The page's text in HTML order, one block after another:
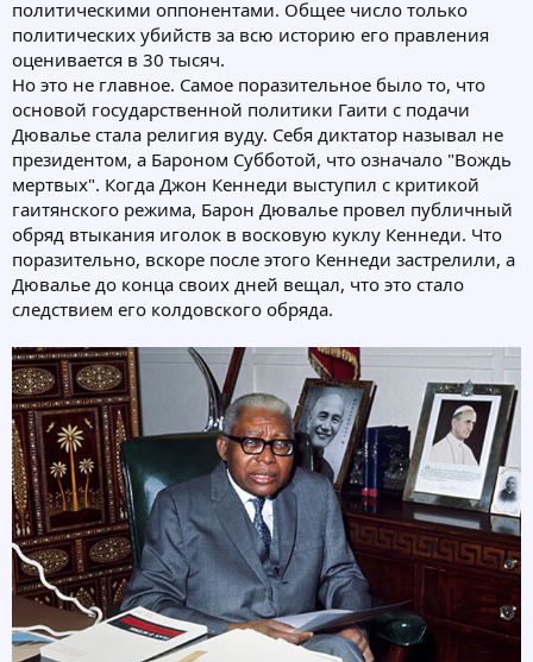
политическими оппонентами. Общее число только
политических убийств за всю историю его правления
оценивается в 30 тысяч.
Но это не главное. Самое поразительное было то, что
основой государственной политики Гаити с подачи
Дювалье стала религия вуду. Себя диктатор называл не
президентом, а Бароном Субботой, что означало "Вождь
мертвых". Когда Джон Кеннеди выступил с критикой
гаитянского режима, Барон Дювалье провел публичный
обряд втыкания иголок в восковую куклу Кеннеди. Что
поразительно, вскоре после этого Кеннеди застрелили, а
Дювалье до конца своих дней вещал, что это стало
следствием его колдовского обряда.